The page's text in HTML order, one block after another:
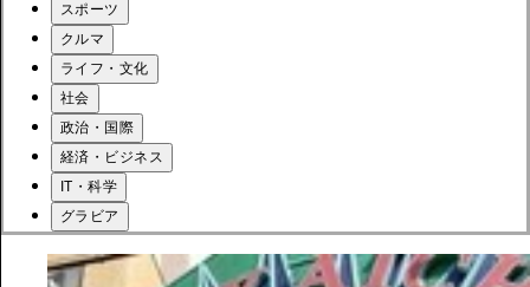
スポーツ
クルマ
ライフ・文化
社会
政治・国際
経済・ビジネス
IT・科学
グラビア